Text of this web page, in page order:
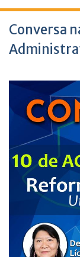
Conversa